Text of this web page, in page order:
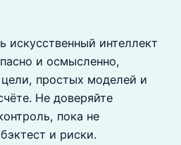
искусственный интеллект
и осмысленно,
цели, простых моделей и
Не доверяйте
пока не
и риски.